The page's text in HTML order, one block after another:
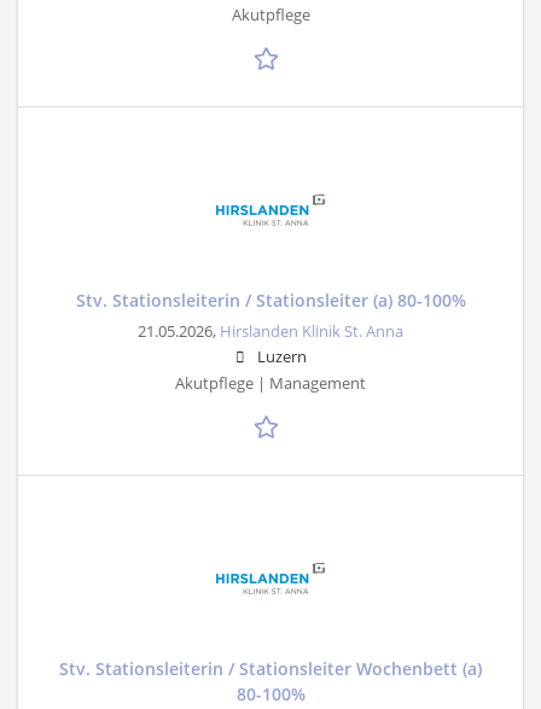
Akutpflege
Stv. Stationsleiterin / Stationsleiter (a) 80-100%
21.05.2026, Hirslanden Klinik St. Anna
Luzern
Akutpflege | Management
Stv. Stationsleiterin / Stationsleiter Wochenbett (a)
80-100%